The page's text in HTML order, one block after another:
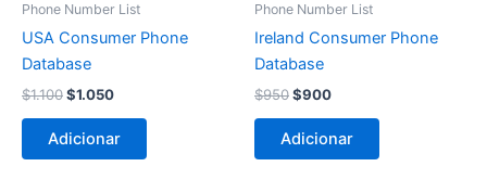
Phone Number List
USA Consumer Phone
Database
$1.100
$1.100.
$1.050
$1.050.
Adicionar
Phone Number List
Ireland Consumer Phone
Database
$950
$950.
$900
$900.
Adicionar